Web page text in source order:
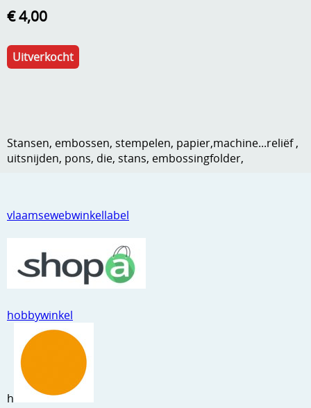
Hout , MDF, kartonmateriaal, steen
Kneedmateriaal
Merken
Ribbelaar
Snijmaterialen
Speciaal papier
Stans machine en embossing machines
Stempels en zo
Template, mask, stencils, grids
vlaamsewebwinkellabel
hobbywinkel
h
€ 4,00
Uitverkocht
Stansen, embossen, stempelen, papier,machine...reliëf ,
uitsnijden, pons, die, stans, embossingfolder,